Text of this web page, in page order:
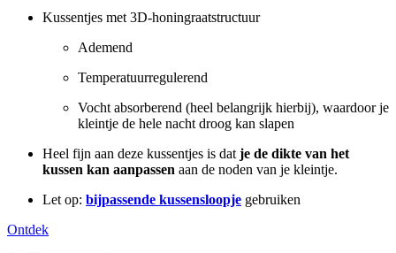
Kussentjes met 3D-honingraatstructuur
Ademend
Temperatuurregulerend
Vocht absorberend (heel belangrijk hierbij), waardoor je
kleintje de hele nacht droog kan slapen
Heel fijn aan deze kussentjes is dat je de dikte van het
kussen kan aanpassen aan de noden van je kleintje.
Let op: bijpassende kussensloopje gebruiken
Ontdek